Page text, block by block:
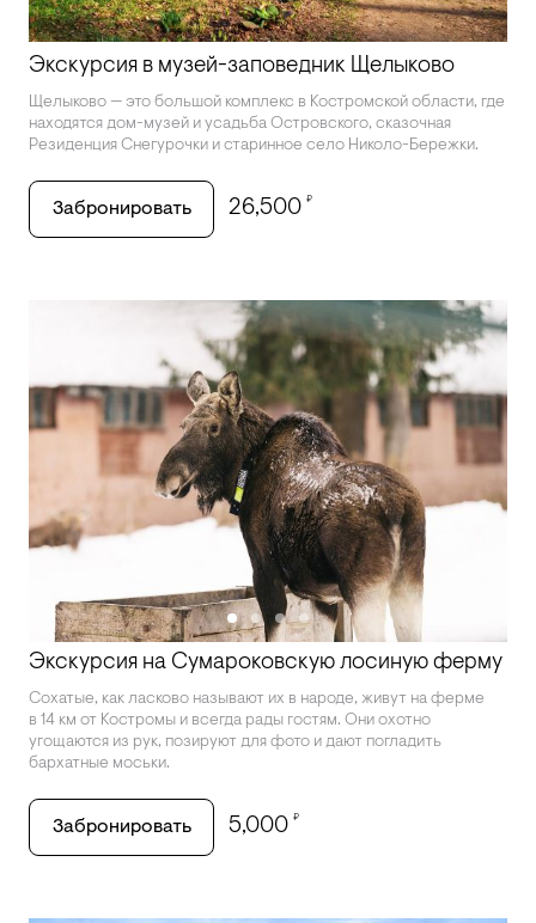
Экскурсия в музей-заповедник Щелыково
Щелыково — это большой комплекс в Костромской области, где
находятся дом-музей и усадьба Островского, сказочная
Резиденция Снегурочки и старинное село Николо-Бережки.
Забронировать 26,500 ₽
Экскурсия на Сумароковскую лосиную ферму
Сохатые, как ласково называют их в народе, живут на ферме
в 14 км от Костромы и всегда рады гостям. Они охотно
угощаются из рук, позируют для фото и дают погладить
бархатные моськи.
Забронировать 5,000 ₽